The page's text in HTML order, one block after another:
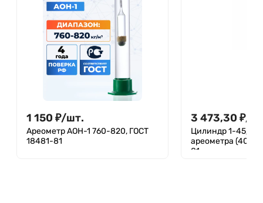
1 150 ₽/шт.
Ареометр АОН-1 760-820, ГОСТ
18481-81
3 473,30 ₽/
Цилиндр 1-45/
ареометра (400
81